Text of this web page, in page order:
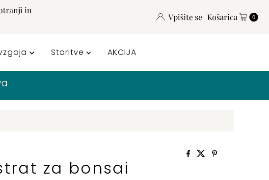
in
Vpišite se Košarica 0
Storitve AKCIJA
za bonsai